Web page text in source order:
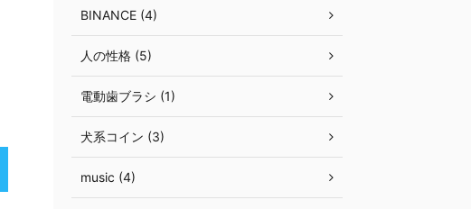
BINANCE (4)
人の性格 (5)
電動歯ブラシ (1)
犬系コイン (3)
music (4)